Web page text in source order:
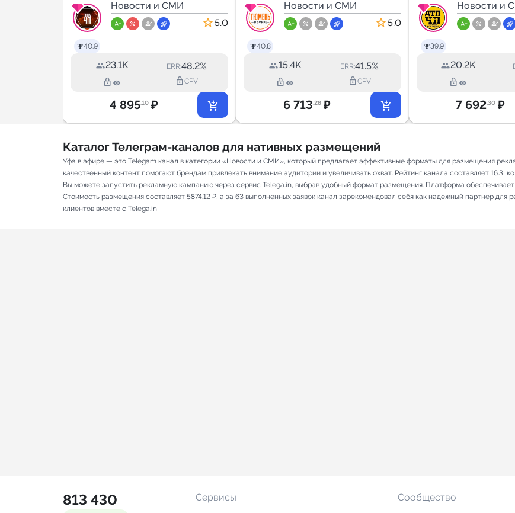
40.9
Новости и СМИ
5.0
23.1K ERR:48.2%
lock_outline lock_outlineCPV
4 895.10 ₽
40.8
Новости и СМИ
5.0
15.4K ERR:41.5%
lock_outline lock_outlineCPV
6 713.28 ₽
39.9
Новгород
Новости и
20.2K
lock_outline
7 692.30 ₽
Каталог Телеграм-каналов для нативных размещений
Уфа в эфире — это Telegam канал в категории «Новости и СМИ», который предлагает эффективные форматы для размещения
качественный контент помогают брендам привлекать внимание аудитории и увеличивать охват. Рейтинг канала составляет 16.3,
Вы можете запустить рекламную кампанию через сервис Telega.in, выбрав удобный формат размещения. Платформа
Стоимость размещения составляет 5874.12 ₽, а за 63 выполненных заявок канал зарекомендовал себя как надежный партнер
клиентов вместе с Telega.in!
813 430 Сервисы Сообщество